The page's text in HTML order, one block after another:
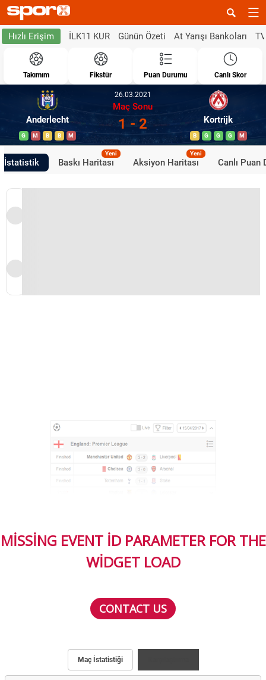
Hızlı Erişim İLK11 KUR Günün Özeti At Yarışı Bankoları
Takımım Fikstür Puan Durumu Canlı Skor
Anderlecht
G M B B M
26.03.2021
Maç Sonu
1 - 2 Kortrijk
B G G G M
İstatistik Baskı Haritası
Yeni
Aksiyon Haritası
Yeni
Canlı Puan
MISSING EVENT ID PARAMETER FOR THE
WIDGET LOAD
CONTACT US
Maç İstatistiği